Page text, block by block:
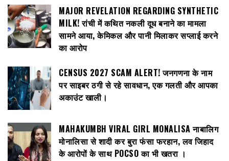
MAJOR REVELATION REGARDING SYNTHETIC
MILK! रांची में कथित नकली दूध बनाने का मामला
सामने आया, केमिकल और पानी मिलाकर सप्लाई करने
का आरोप
CENSUS 2027 SCAM ALERT! जनगणना के नाम
पर साइबर ठगी से रहे सावधान, एक गलती और आपका
अकाउंट खाली।
MAHAKUMBH VIRAL GIRL MONALISA नाबालिग
मोनालिसा से शादी कर बुरा फंसा फरहान, लव जिहाद
के आरोपों के साथ POCSO का भी खतरा ।